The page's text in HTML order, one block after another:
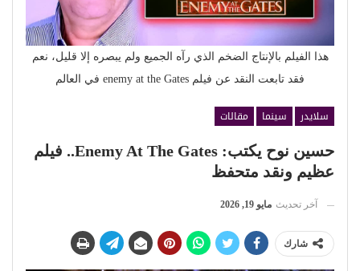
هذا الفيلم بالإنتاج الضخم الذي رآه الجميع ولم يبصره إلا قليل، نعم
فقد تابعت النقد عن فيلم enemy at the Gates في العالم
سلايدر سينما
مقالات
حسين نوح يكتب: Enemy At The Gates.. فيلم
عظيم ونقد متحفظ
آخر تحديث مايو 19, 2026
شارك